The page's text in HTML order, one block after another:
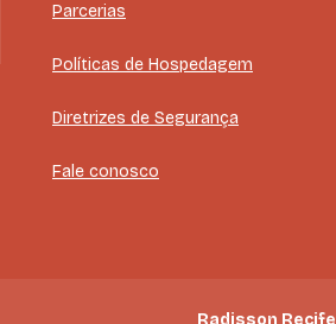
Parcerias
Políticas de Hospedagem
Diretrizes de Segurança
Fale conosco